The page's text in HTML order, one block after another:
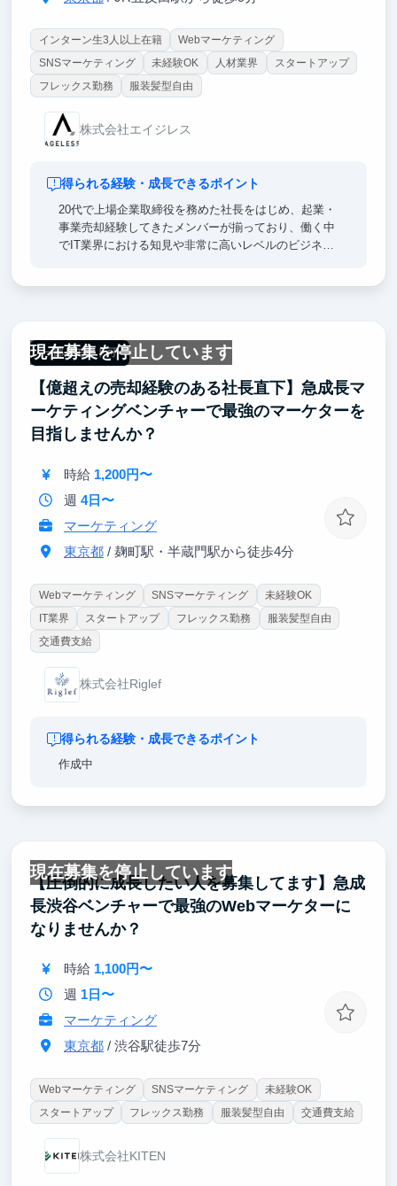
インターン生3人以上在籍
Webマーケティング
SNSマーケティング
未経験OK 人材業界
スタートアップ
フレックス勤務
服装髪型自由
株式会社エイジレス
得られる経験・成長できるポイント
20代で上場企業取締役を務めた社長をはじめ、起業・
事業売却経験してきたメンバーが揃っており、働く中
でIT業界における知見や非常に高いレベルのビジネス
現在募集を停止しています
一部リモート可
【億超えの売却経験のある社長直下】急成長マ
ーケティングベンチャーで最強のマーケターを
目指しませんか？
時給 1,200円〜
週 4日〜
マーケティング
東京都/ 麹町駅・半蔵門駅から徒歩4分
Webマーケティング SNSマーケティング
未経験OK
IT業界
スタートアップ フレックス勤務
服装髪型自由
交通費支給
株式会社Riglef
得られる経験・成長できるポイント
作成中
現在募集を停止しています
【圧倒的に成長したい人を募集してます】急成
長渋谷ベンチャーで最強のWebマーケターに
なりませんか？
時給 1,100円〜
週 1日〜
マーケティング
東京都/ 渋谷駅徒歩7分
Webマーケティング SNSマーケティング
未経験OK
スタートアップ
フレックス勤務 服装髪型自由 交通費支給
株式会社KITEN